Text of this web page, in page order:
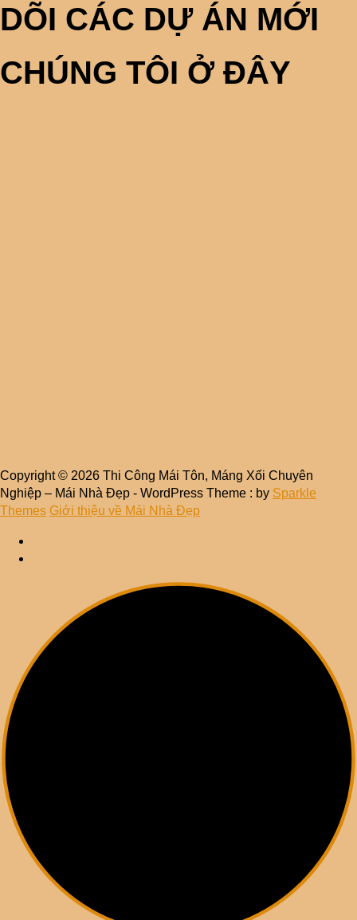
DÕI CÁC DỰ ÁN MỚI
CHÚNG TÔI Ở ĐÂY
Copyright © 2026 Thi Công Mái Tôn, Máng Xối Chuyên
Nghiệp – Mái Nhà Đẹp - WordPress Theme : by Sparkle
Themes Giới thiệu về Mái Nhà Đẹp